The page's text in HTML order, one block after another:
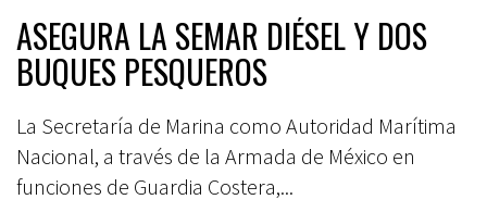
ASEGURA LA SEMAR DIÉSEL Y DOS
BUQUES PESQUEROS
La Secretaría de Marina como Autoridad Marítima
Nacional, a través de la Armada de México en
funciones de Guardia Costera,...